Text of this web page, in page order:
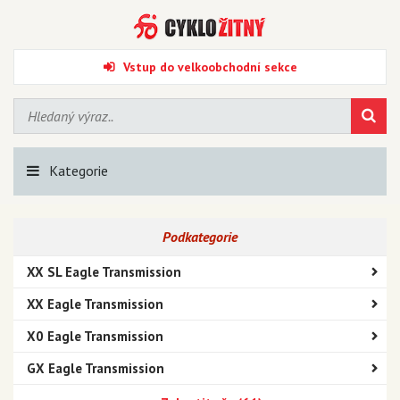
Vstup do velkoobchodní sekce
Kategorie
Podkategorie
XX SL Eagle Transmission
XX Eagle Transmission
X0 Eagle Transmission
GX Eagle Transmission